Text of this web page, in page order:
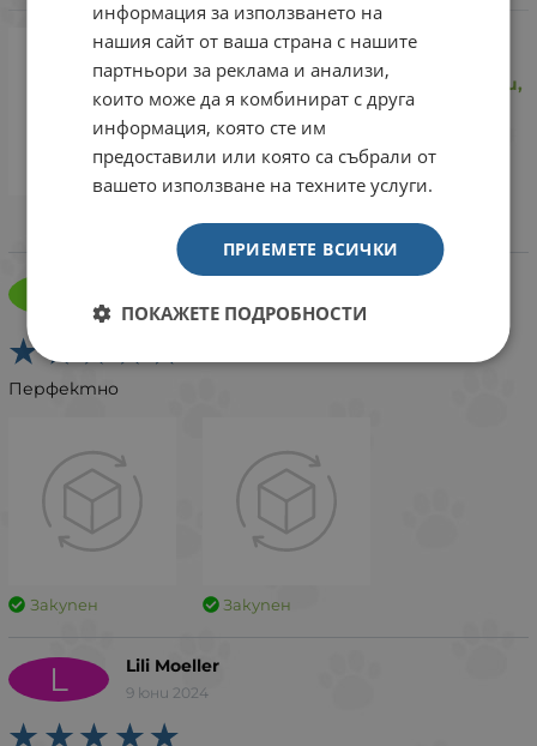
beaphar DIMETHIcare Line On -
инсектицид, цена за три пипети,
Брой
Закупен
Лъчезар Панчев
29 март 2025
Перфектно
Закупен Закупен
L Lili Moeller
9 юни 2024
информация за използването на
нашия сайт от ваша страна с нашите
партньори за реклама и анализи,
които може да я комбинират с друга
информация, която сте им
предоставили или която са събрали от
вашето използване на техните услуги.
ПРИЕМЕТЕ ВСИЧКИ
ПОКАЖЕТЕ ПОДРОБНОСТИ